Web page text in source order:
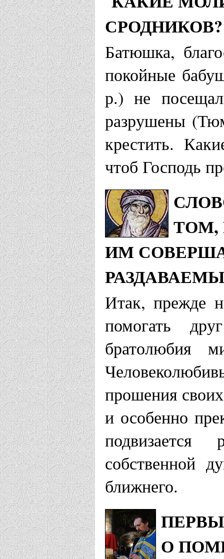
СРОДНИКОВ?
Батюшка,
покойные
р.) не
разрушены
крестить.
чтоб Господь
ТОМ,
ИМ
Итак, прежде
помогать
братолюбия
прошения
и особенно
собственной
ближнего.
О